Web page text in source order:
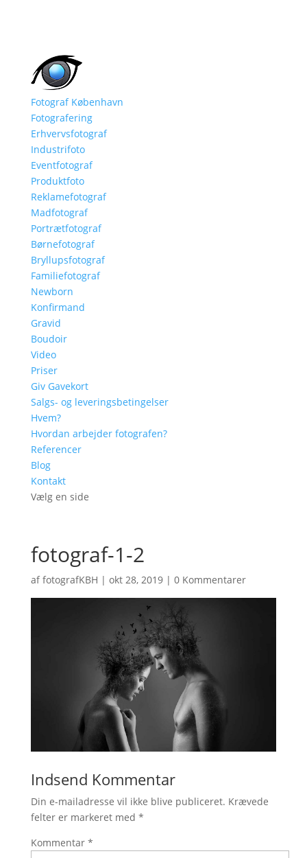
Fotograf København
Fotografering
Erhvervsfotograf
Industrifoto
Eventfotograf
Produktfoto
Reklamefotograf
Madfotograf
Portrætfotograf
Børnefotograf
Bryllupsfotograf
Familiefotograf
Newborn
Konfirmand
Gravid
Boudoir
Video
Priser
Giv Gavekort
Salgs- og leveringsbetingelser
Hvem?
Hvordan arbejder fotografen?
Referencer
Blog
Kontakt
Vælg en side
fotograf-1-2
affotografKBH | okt 28, 2019| 0 Kommentarer
Indsend Kommentar
Din e-mailadresse vil ikke blive publiceret. Krævede
felter er markeret med *
Kommentar *